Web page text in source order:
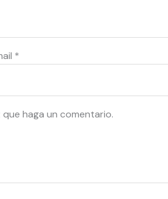
*
haga un comentario.